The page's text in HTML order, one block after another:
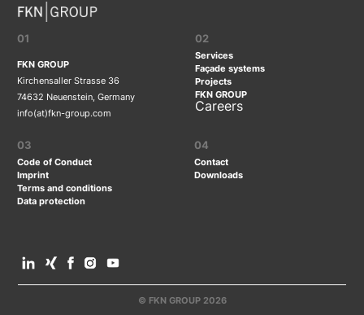
01
FKN GROUP
Kirchensaller Strasse 36
74632 Neuenstein, Germany
info(at)fkn-group.com
02
Services
Façade systems
Projects
FKN GROUP
Careers
03
Code of Conduct
Imprint
Terms and conditions
Data protection
04
Contact
Downloads
© FKN GROUP 2026